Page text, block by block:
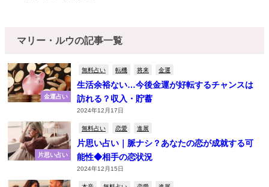
マリー・ルウの記事一覧
金運占い
無料占い 転機 将来 金運
生活余裕ない…今後金運が好転するチャンスは
訪れる？収入・貯蓄
2024年12月17日
片思い占い
無料占い 恋愛 進展
片思い占い｜脈ナシ？あなたの恋が成就する可
能性◆相手の恋状況
2024年12月15日